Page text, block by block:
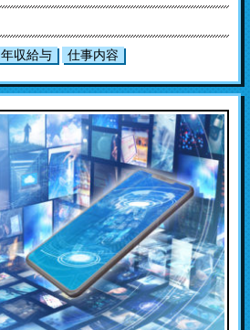
年収給与 仕事内容